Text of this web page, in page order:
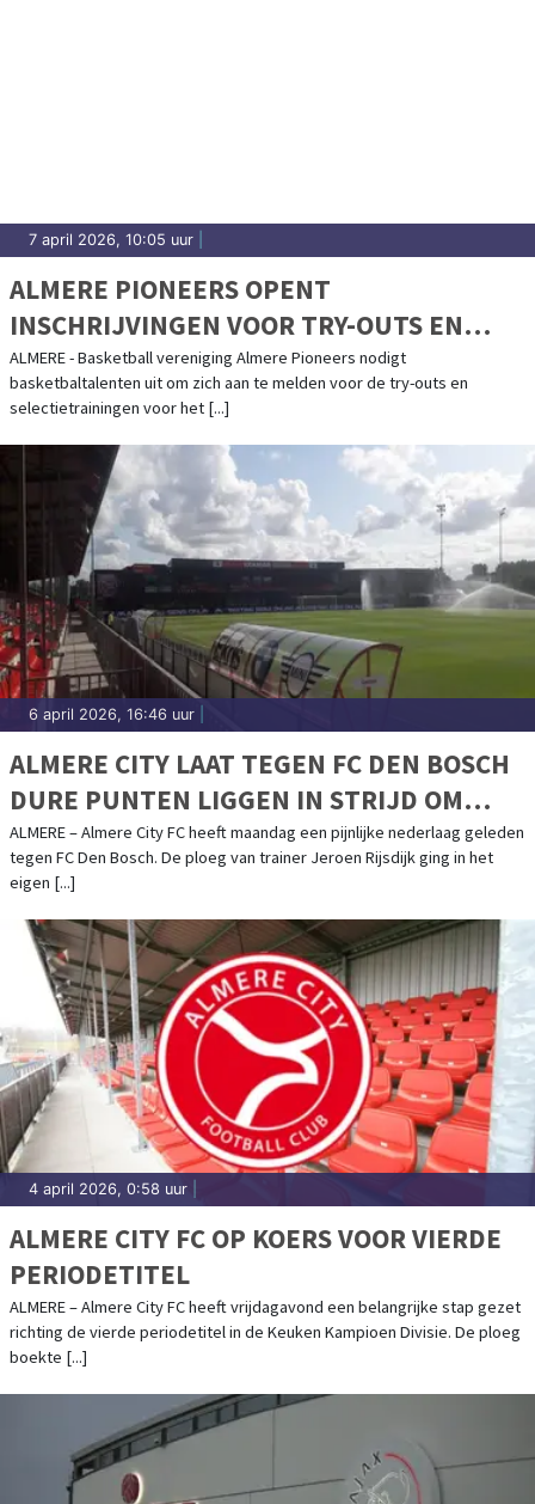
7 april 2026, 10:05 uur
ALMERE PIONEERS OPENT
INSCHRIJVINGEN VOOR TRY-OUTS EN
SELECTIETRAININGEN
ALMERE - Basketball vereniging Almere Pioneers nodigt
basketbaltalenten uit om zich aan te melden voor de try-outs en
selectietrainingen voor het [...]
6 april 2026, 16:46 uur
ALMERE CITY LAAT TEGEN FC DEN BOSCH
DURE PUNTEN LIGGEN IN STRIJD OM
PERIODETITEL
ALMERE – Almere City FC heeft maandag een pijnlijke nederlaag geleden
tegen FC Den Bosch. De ploeg van trainer Jeroen Rijsdijk ging in het
eigen [...]
4 april 2026, 0:58 uur
ALMERE CITY FC OP KOERS VOOR VIERDE
PERIODETITEL
ALMERE – Almere City FC heeft vrijdagavond een belangrijke stap gezet
richting de vierde periodetitel in de Keuken Kampioen Divisie. De ploeg
boekte [...]